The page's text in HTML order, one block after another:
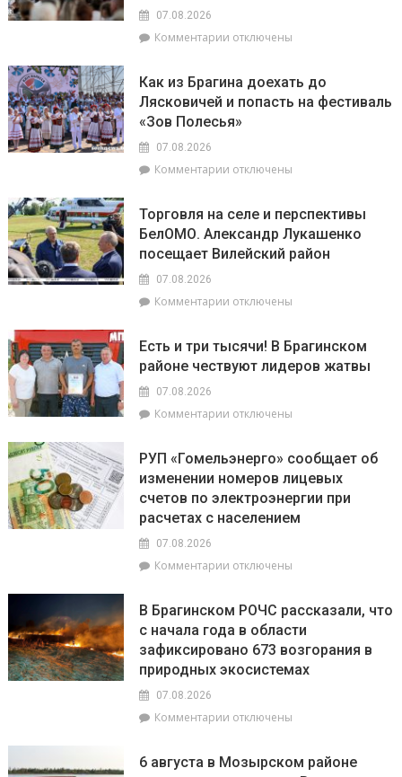
уборочной
районе
лидируют
07.08.2026
Комментарии к
Полесья»
приглашает
в
уголок
агрогородок
Лясковичи
отключены
Как из Брагина доехать до
Лясковичей и попасть на фестиваль
«Зов Полесья»
07.08.2026
Комментарии к
из
Брагина
доехать
и
фестиваль
«Зов
отключены
Торговля на селе и перспективы
БелОМО. Александр Лукашенко
посещает Вилейский район
07.08.2026
Комментарии к
на
селе
БелОМО.
Лукашенко
посещает
Вилейский
район
отключены
Есть и три тысячи! В Брагинском
районе чествуют лидеров жатвы
07.08.2026
Комментарии к
и
три
тысячи!
В
чествуют
отключены
РУП «Гомельэнерго» сообщает об
изменении номеров лицевых
счетов по электроэнергии при
расчетах с населением
07.08.2026
Комментарии к
«Гомельэнерго»
сообщает
об
изменении
счетов
при
отключены
В Брагинском РОЧС рассказали, что
с начала года в области
зафиксировано 673 возгорания в
природных экосистемах
07.08.2026
Комментарии к
Брагинском
отключены
6 августа в Мозырском районе